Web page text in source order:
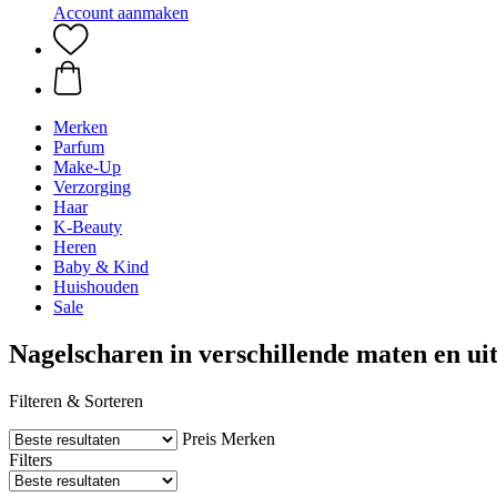
Account aanmaken
Merken
Parfum
Make-Up
Verzorging
Haar
K-Beauty
Heren
Baby & Kind
Huishouden
Sale
Nagelscharen in verschillende maten en
Filteren & Sorteren
Preis Merken
Filters